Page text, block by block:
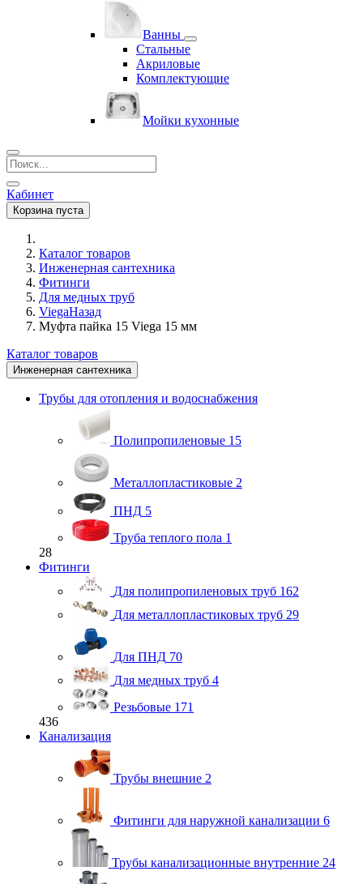
Ванны
Стальные
Акриловые
Комплектующие
Мойки кухонные
Кабинет
Корзина пуста
Каталог товаров
Инженерная сантехника
Фитинги
Для медных труб
ViegaНазад
Муфта пайка 15 Viega 15 мм
Каталог товаров
Инженерная сантехника
Трубы для отопления и водоснабжения
Полипропиленовые 15
Металлопластиковые 2
ПНД 5
Труба теплого пола 1
28
Фитинги
Для полипропиленовых труб 162
Для металлопластиковых труб 29
Для ПНД 70
Для медных труб 4
Резьбовые 171
436
Канализация
Трубы внешние 2
Фитинги для наружной канализации 6
Трубы канализационные внутренние 24